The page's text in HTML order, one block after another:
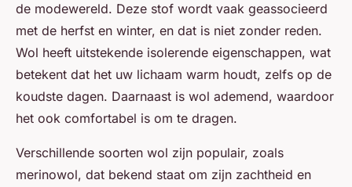
de modewereld. Deze stof wordt vaak geassocieerd
met de herfst en winter, en dat is niet zonder reden.
Wol heeft uitstekende isolerende eigenschappen, wat
betekent dat het uw lichaam warm houdt, zelfs op de
koudste dagen. Daarnaast is wol ademend, waardoor
het ook comfortabel is om te dragen.
Verschillende soorten wol zijn populair, zoals
merinowol, dat bekend staat om zijn zachtheid en